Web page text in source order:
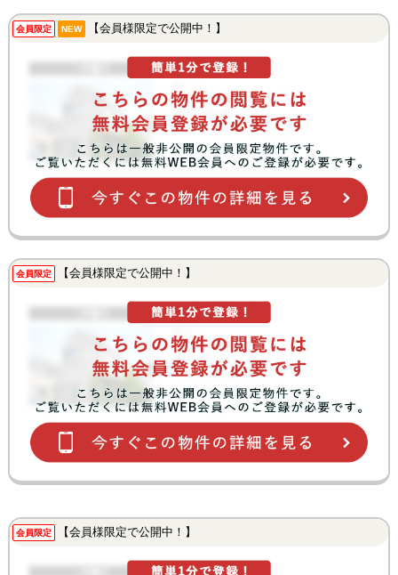
会員限定 NEW 【会員様限定で公開中！】
会員限定 【会員様限定で公開中！】
会員限定 【会員様限定で公開中！】